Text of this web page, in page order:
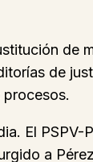
de
de
El PSPV-
a